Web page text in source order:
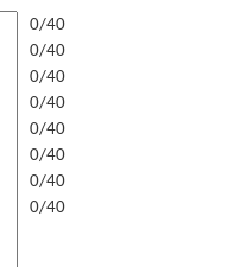
0/40
0/40
0/40
0/40
0/40
0/40
0/40
0/40